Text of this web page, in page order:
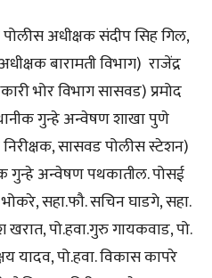
अधीक्षक संदीप सिह गिल,
बारामती विभाग) राजेंद्र
भोर विभाग सासवड) प्रमोद
गुन्हे अन्वेषण शाखा पुणे
सासवड पोलीस स्टेशन)
गुन्हे अन्वेषण पथकातील. पोसई
सहा.फौ. सचिन घाडगे, सहा.
पो.हवा.गुरु गायकवाड, पो.
यादव, पो.हवा. विकास कापरे